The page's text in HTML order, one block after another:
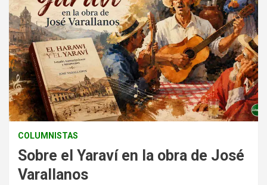
COLUMNISTAS
Sobre el Yaraví en la obra de José
Varallanos